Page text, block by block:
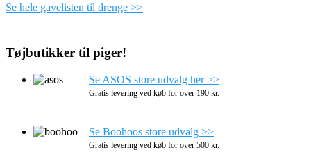
Se hele gavelisten til drenge >>
Tøjbutikker til piger!
Se ASOS store udvalg her >>
Gratis levering ved køb for over 190 kr.
Se Boohoos store udvalg >>
Gratis levering ved køb for over 500 kr.